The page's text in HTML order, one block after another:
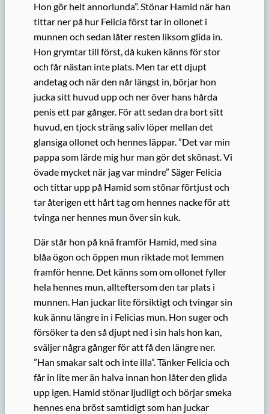
Hon gör helt annorlunda”. Stönar Hamid när han
tittar ner på hur Felicia först tar in ollonet i
munnen och sedan låter resten liksom glida in.
Hon grymtar till först, då kuken känns för stor
och får nästan inte plats. Men tar ett djupt
andetag och när den når längst in, börjar hon
jucka sitt huvud upp och ner över hans hårda
penis ett par gånger. För att sedan dra bort sitt
huvud, en tjock sträng saliv löper mellan det
glansiga ollonet och hennes läppar. ”Det var min
pappa som lärde mig hur man gör det skönast. Vi
övade mycket när jag var mindre” Säger Felicia
och tittar upp på Hamid som stönar förtjust och
tar återigen ett hårt tag om hennes nacke för att
tvinga ner hennes mun över sin kuk.
Där står hon på knä framför Hamid, med sina
blåa ögon och öppen mun riktade mot lemmen
framför henne. Det känns som om ollonet fyller
hela hennes mun, allteftersom den tar plats i
munnen. Han juckar lite försiktigt och tvingar sin
kuk ännu längre in i Felicias mun. Hon suger och
försöker ta den så djupt ned i sin hals hon kan,
sväljer några gånger för att få den längre ner.
”Han smakar salt och inte illa”. Tänker Felicia och
får in lite mer än halva innan hon låter den glida
upp igen. Hamid stönar ljudligt och börjar smeka
hennes ena bröst samtidigt som han juckar